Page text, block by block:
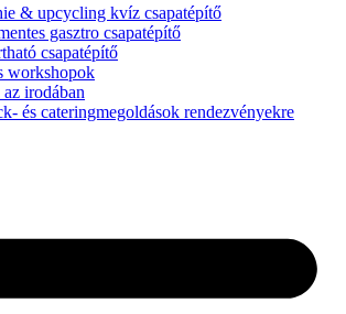
& upcycling kvíz csapatépítő
gasztro csapatépítő
csapatépítő
workshopok
irodában
és cateringmegoldások rendezvényekre